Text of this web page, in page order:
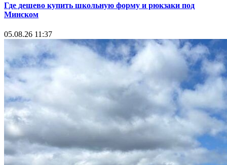
Где дешево купить школьную форму и рюкзаки под
Минском
05.08.26 11:37